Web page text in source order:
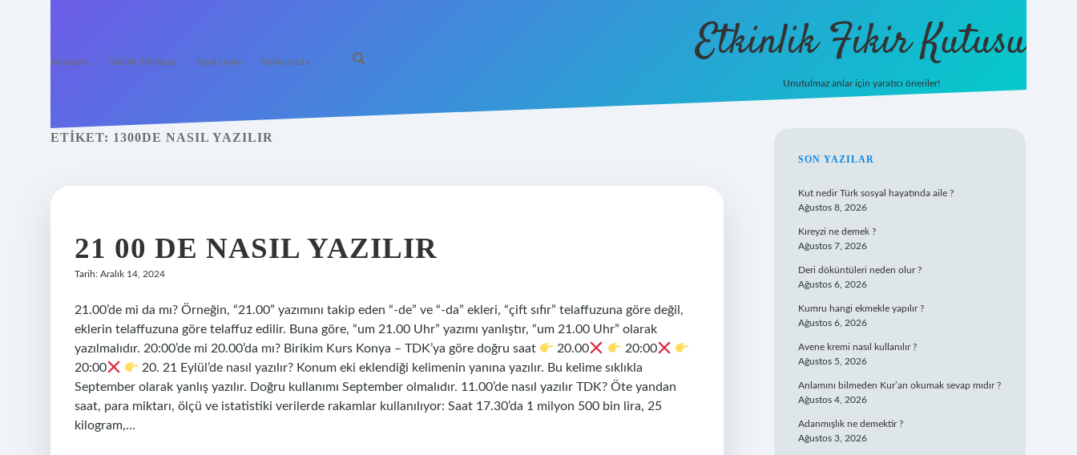
Anasayfa Gizlilik Politikası Yasal Uyarı Hakkımızda Etkinlik Fikir Kutusu
Unutulmaz anlar için yaratıcı öneriler!
ETIKET: 1300DE NASIL YAZILIR
21 00 DE NASIL YAZILIR
Tarih: Aralık 14, 2024
21.00’de mi da mı? Örneğin, “21.00” yazımını takip eden “-de” ve “-da” ekleri, “çift sıfır” telaffuzuna göre değil,
eklerin telaffuzuna göre telaffuz edilir. Buna göre, “um 21.00 Uhr” yazımı yanlıştır, “um 21.00 Uhr” olarak
yazılmalıdır. 20:00’de mi 20.00’da mı? Birikim Kurs Konya – TDK’ya göre doğru saat
20.00
20:00
20:00
20. 21 Eylül’de nasıl yazılır? Konum eki eklendiği kelimenin yanına yazılır. Bu kelime sıklıkla
September olarak yanlış yazılır. Doğru kullanımı September olmalıdır. 11.00’de nasıl yazılır TDK? Öte yandan
saat, para miktarı, ölçü ve istatistiki verilerde rakamlar kullanılıyor: Saat 17.30’da 1 milyon 500 bin lira, 25
kilogram,…
SIDEBAR
SON YAZILAR
Kut nedir Türk sosyal hayatında aile ?
Ağustos 8, 2026
Kıreyzi ne demek ?
Ağustos 7, 2026
Deri döküntüleri neden olur ?
Ağustos 6, 2026
Kumru hangi ekmekle yapılır ?
Ağustos 6, 2026
Avene kremi nasıl kullanılır ?
Ağustos 5, 2026
Anlamını bilmeden Kur’an okumak sevap mıdır ?
Ağustos 4, 2026
Adanmışlık ne demektir ?
Ağustos 3, 2026